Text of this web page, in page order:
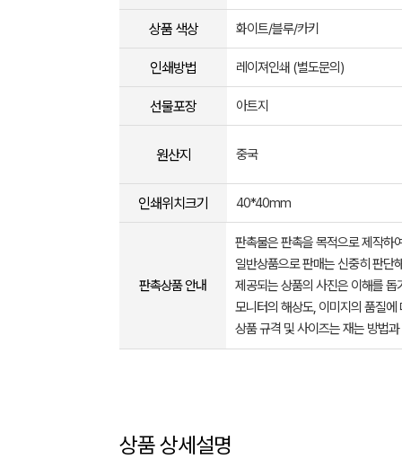
상품 색상 화이트/블루/카키
인쇄방법 레이져인쇄 (별도문의)
선물포장 아트지
원산지 중국
인쇄위치크기 40*40mm
판촉상품 안내
판촉물은 판촉을 목적으로 제작하
일반상품으로 판매는 신중히 판단
제공되는 상품의 사진은 이해를
모니터의 해상도, 이미지의 품질
상품 규격 및 사이즈는 재는 방법
상품 상세설명